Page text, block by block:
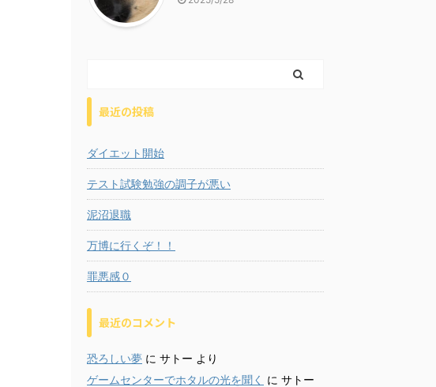
最近の投稿
ダイエット開始
テスト試験勉強の調子が悪い
泥沼退職
万博に行くぞ！！
罪悪感０
最近のコメント
恐ろしい夢 に サトー より
ゲームセンターでホタルの光を聞く に サトー